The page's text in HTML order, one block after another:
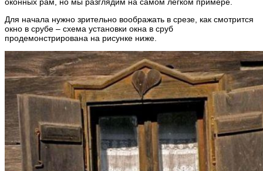
Для начала нужно зрительно воображать в срезе, как смотрится
окно в срубе – схема установки окна в сруб
продемонстрирована на рисунке ниже.